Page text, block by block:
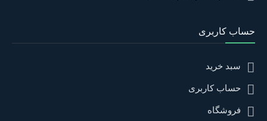
حساب کاربری
سبد خرید
حساب کاربری
فروشگاه